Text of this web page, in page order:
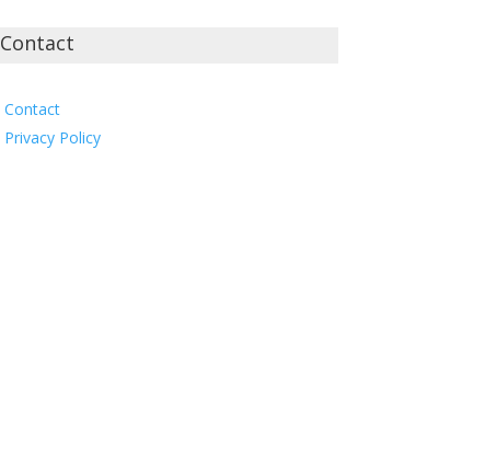
Contact
Contact
Privacy Policy